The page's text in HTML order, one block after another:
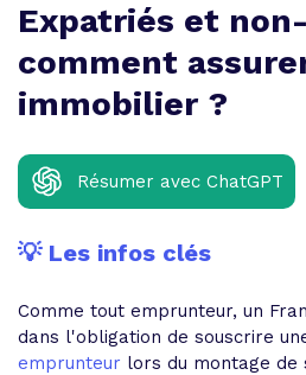
Expatriés et
comment
immobilier ?
Résumer avec ChatGPT
💡 Les infos clés
Comme tout emprunteur, un
dans l'obligation de souscrire
emprunteur lors du montage de